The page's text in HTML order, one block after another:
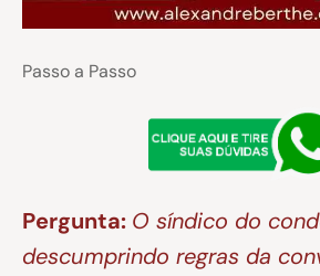
Passo a Passo
Pergunta: O síndico do
descumprindo regras da